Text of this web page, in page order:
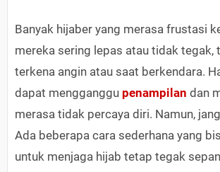
Banyak hijaber yang merasa frustasi
mereka sering lepas atau tidak tegak,
terkena angin atau saat berkendara.
dapat mengganggu penampilan dan
merasa tidak percaya diri. Namun,
Ada beberapa cara sederhana yang
untuk menjaga hijab tetap tegak